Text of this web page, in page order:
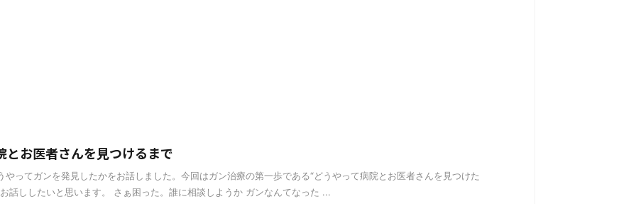
とお医者さんを見つけるまで
やってガンを発見したかをお話しました。今回はガン治療の第一歩である“どうやって病院とお医者さんを見つけた
話ししたいと思います。 さぁ困った。誰に相談しようか ガンなんてなった ...